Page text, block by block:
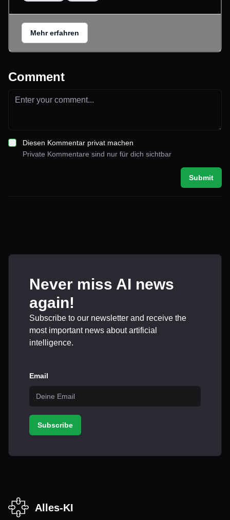
Mehr erfahren
Comment
Diesen Kommentar privat machen
Private Kommentare sind nur für dich sichtbar
Submit
Never miss AI news
again!
Subscribe to our newsletter and receive the
most important news about artificial
intelligence.
Email
Subscribe
Alles-KI